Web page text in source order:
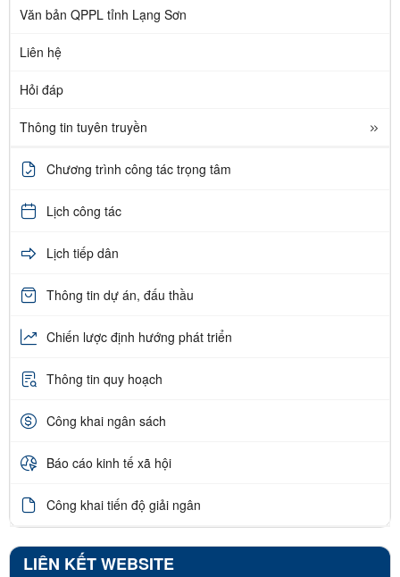
Văn bản QPPL tỉnh Lạng Sơn
Liên hệ
Hỏi đáp
Thông tin tuyên truyền
Chương trình công tác trọng tâm
Lịch công tác
Lịch tiếp dân
Thông tin dự án, đấu thầu
Chiến lược định hướng phát triển
Thông tin quy hoạch
Công khai ngân sách
Báo cáo kinh tế xã hội
Công khai tiến độ giải ngân
LIÊN KẾT WEBSITE